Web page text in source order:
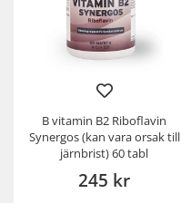
B vitamin B2 Riboflavin
Synergos (kan vara orsak till
järnbrist) 60 tabl
245 kr